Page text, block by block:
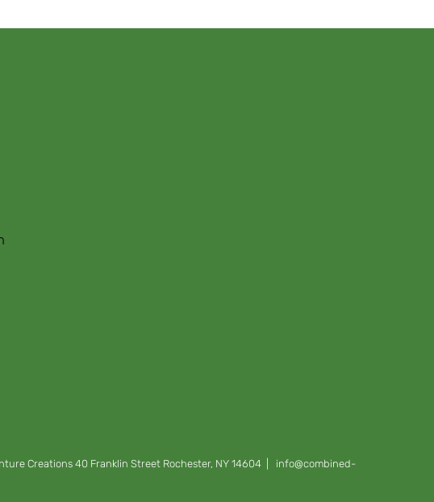
Creations 40 Franklin Street Rochester, NY 14604 | info@combined-